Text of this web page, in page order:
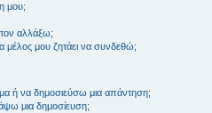
μου;
αλλάξω;
μου ζητάει να συνδεθώ;
ή να δημοσιεύσω μια απάντηση;
μια δημοσίευση;